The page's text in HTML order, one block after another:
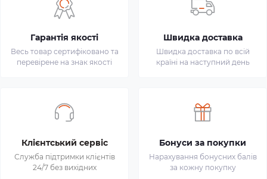
Гарантія якості
Весь товар сертифіковано та
перевірене на знак якості
Швидка доставка
Швидка доставка по всій
країні на наступний день
Клієнтський сервіс
Служба підтримки клієнтів
24/7 без вихідних
Бонуси за покупки
Нарахування бонусних балів
за кожну покупку